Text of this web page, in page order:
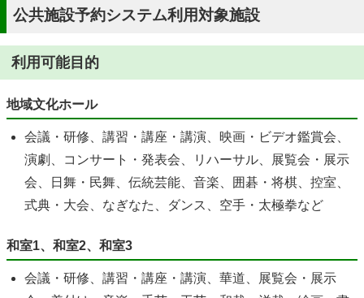
公共施設予約システム利用対象施設
利用可能目的
地域文化ホール
会議・研修、講習・講座・講演、映画・ビデオ鑑賞会、
演劇、コンサート・発表会、リハーサル、展覧会・展示
会、日舞・民舞、伝統芸能、音楽、囲碁・将棋、控室、
式典・大会、なぎなた、ダンス、空手・太極拳など
和室1、和室2、和室3
会議・研修、講習・講座・講演、華道、展覧会・展示